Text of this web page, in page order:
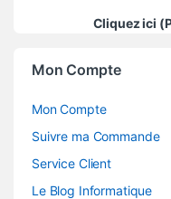
Cliquez ici
Mon Compte
Mon Compte
Suivre ma Commande
Service Client
Le Blog Informatique